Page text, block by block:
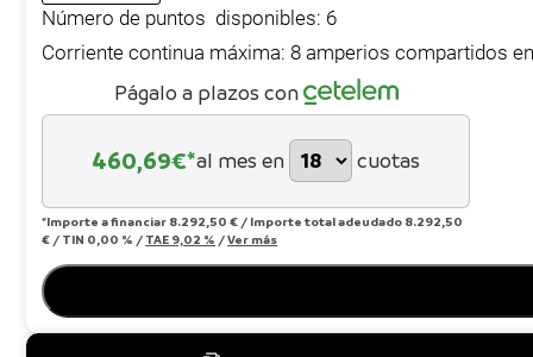
Número de puntos disponibles: 6
Corriente continua máxima: 8 amperios compartidos
Págalo a plazos con
460,69€*al mes en cuotas
*Importe a financiar 8.292,50 € / Importe total adeudado 8.292,50
€ / TIN 0,00 % / TAE 9,02 % /Ver más